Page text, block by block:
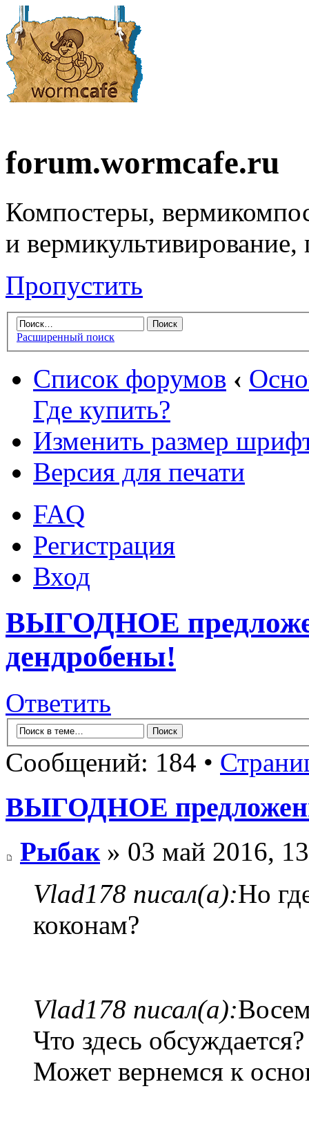
forum.wormcafe.ru
Компостеры,
и
Пропустить
Расширенный поиск
Список форумов ‹
Где купить?
Изменить размер
Версия для печати
FAQ
Регистрация
Вход
ВЫГОДНОЕ
дендробены!
Ответить
Сообщений: 184 •
ВЫГОДНОЕ
Рыбак» 03 май 2016,
Vlad178 писал(а):Но
коконам?
Vlad178 писал(а):
Что здесь
Может вернемся к